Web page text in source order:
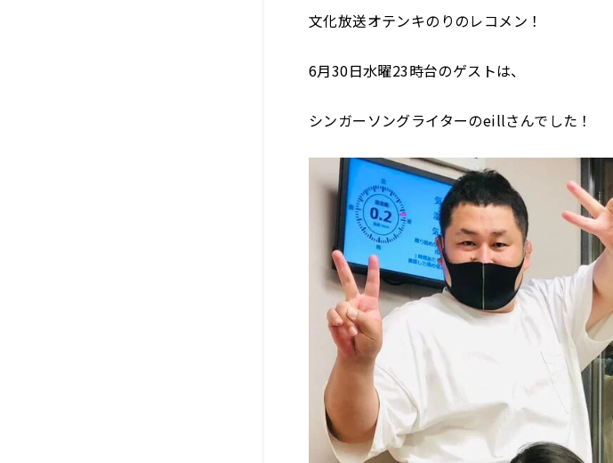
文化放送オテンキのりのレコメン！
6月30日水曜23時台のゲストは、
シンガーソングライターのeillさんでした！